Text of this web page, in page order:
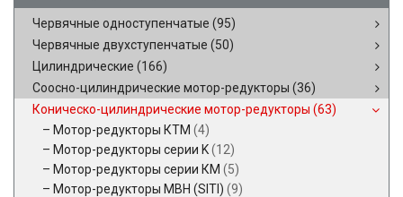
Червячные одноступенчатые (95)
Червячные двухступенчатые (50)
Цилиндрические (166)
Соосно-цилиндрические мотор-редукторы (36)
Коническо-цилиндрические мотор-редукторы (63)
Мотор-редукторы КТМ (4)
Мотор-редукторы серии K(12)
Мотор-редукторы серии КМ (5)
Мотор-редукторы MBH (SITI) (9)